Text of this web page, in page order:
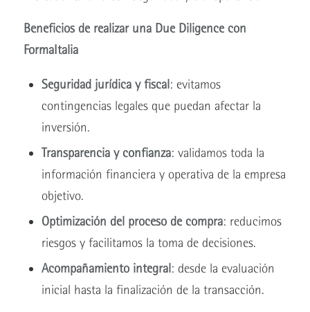
Beneficios de realizar una Due Diligence con
FormaItalia
Seguridad jurídica y fiscal : evitamos
contingencias legales que puedan afectar la
inversión.
Transparencia y confianza: validamos toda la
información financiera y operativa de la empresa
objetivo.
Optimización del proceso de compra: reducimos
riesgos y facilitamos la toma de decisiones.
Acompañamiento integral : desde la evaluación
inicial hasta la finalización de la transacción.